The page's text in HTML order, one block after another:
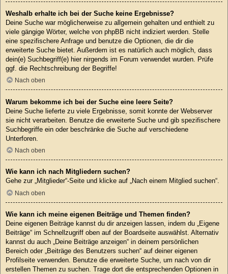
Weshalb erhalte ich bei der Suche keine Ergebnisse?
Deine Suche war möglicherweise zu allgemein gehalten und enthielt zu
viele gängige Wörter, welche von phpBB nicht indiziert werden. Stelle
eine spezifischere Anfrage und benutze die Optionen, die dir die
erweiterte Suche bietet. Außerdem ist es natürlich auch möglich, dass
dein(e) Suchbegriff(e) hier nirgends im Forum verwendet wurden. Prüfe
ggf. die Rechtschreibung der Begriffe!
Nach oben
Warum bekomme ich bei der Suche eine leere Seite?
Deine Suche lieferte zu viele Ergebnisse, somit konnte der Webserver
sie nicht verarbeiten. Benutze die erweiterte Suche und gib spezifischere
Suchbegriffe ein oder beschränke die Suche auf verschiedene
Unterforen.
Nach oben
Wie kann ich nach Mitgliedern suchen?
Gehe zur „Mitglieder“-Seite und klicke auf „Nach einem Mitglied suchen“.
Nach oben
Wie kann ich meine eigenen Beiträge und Themen finden?
Deine eigenen Beiträge kannst du dir anzeigen lassen, indem du „Eigene
Beiträge“ im Schnellzugriff oben auf der Boardseite auswählst. Alternativ
kannst du auch „Deine Beiträge anzeigen“ in deinem persönlichen
Bereich oder „Beiträge des Benutzers suchen“ auf deiner eigenen
Profilseite verwenden. Benutze die erweiterte Suche, um nach von dir
erstellen Themen zu suchen. Trage dort die entsprechenden Optionen in